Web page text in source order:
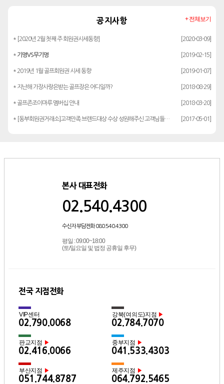
공지사항
* [2020년 2월 첫째 주 회원권시세동향] [2020-03-09]
* 기명VS무기명 [2019-02-15]
* 2019년 1월 골프회원권 시세 동향 [2019-01-07]
* 지난해 가장사랑은받는 골프장은 어디일까? [2018-08-29]
* 골프존조이마루 멤버십 안내 [2018-03-20]
* [동부회원권거래소]고객만족 브랜드대상 수상 성원해주신 고객님들께 감사드립… [2017-05-01]
+ 전체보기
본사 대표전화
02.540.4300
수신자 부담전화 080.540.4300
평일 : 09:00~18:00
(토/일요일 및 법정 공휴일 후무)
전국 지점전화
VIP센터
02.790.0068
강북(여의도)지점 ▶
02.784.7070
판교지점 ▶
02.416.0066
중부지점 ▶
041.533.4303
부산지점 ▶
051.744.8787
제주지점 ▶
064.792.5465